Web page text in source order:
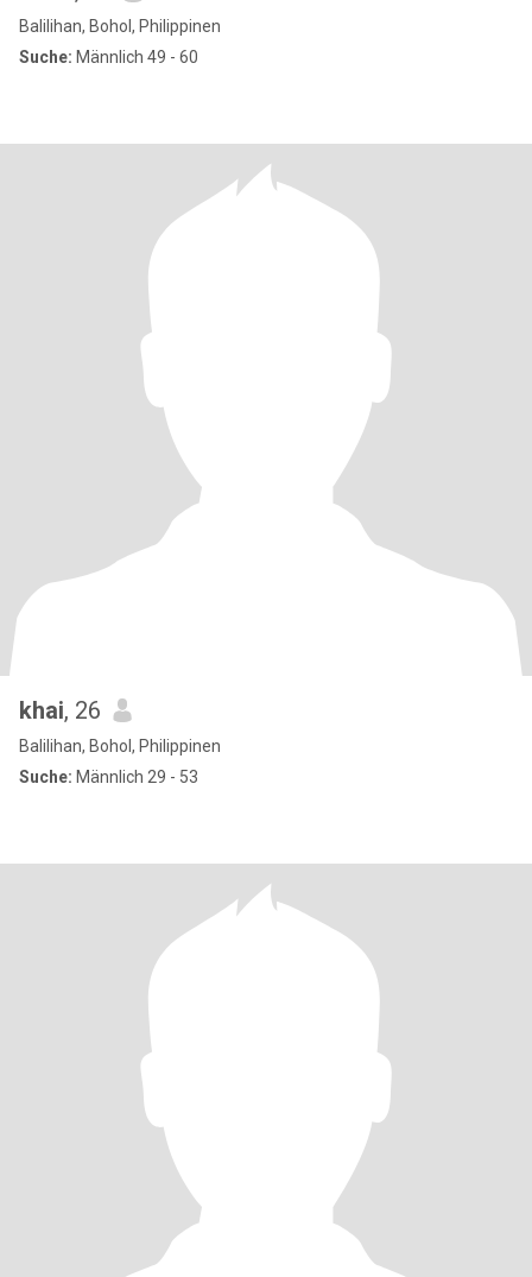
Balilihan, Bohol, Philippinen
Suche: Männlich 49 - 60
khai, 26
Balilihan, Bohol, Philippinen
Suche: Männlich 29 - 53